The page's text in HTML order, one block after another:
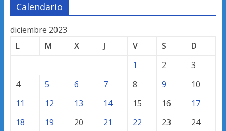
Calendario
diciembre 2023
L
M X J V S
D
1
2
3
4
5 6 7 8 9
10
11
12 13 14 15 16
17
18
19 20 21 22 23 24